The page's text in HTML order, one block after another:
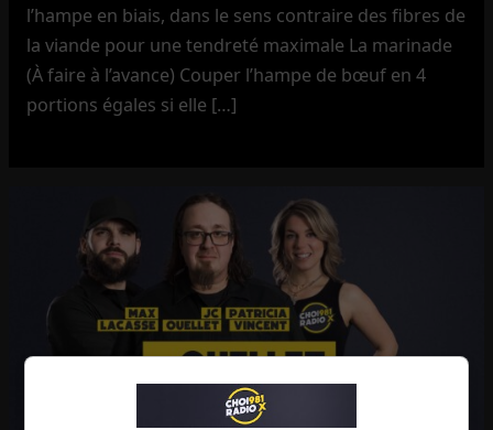
l’hampe en biais, dans le sens contraire des fibres de
la viande pour une tendreté maximale La marinade
(À faire à l’avance) Couper l’hampe de bœuf en 4
portions égales si elle […]